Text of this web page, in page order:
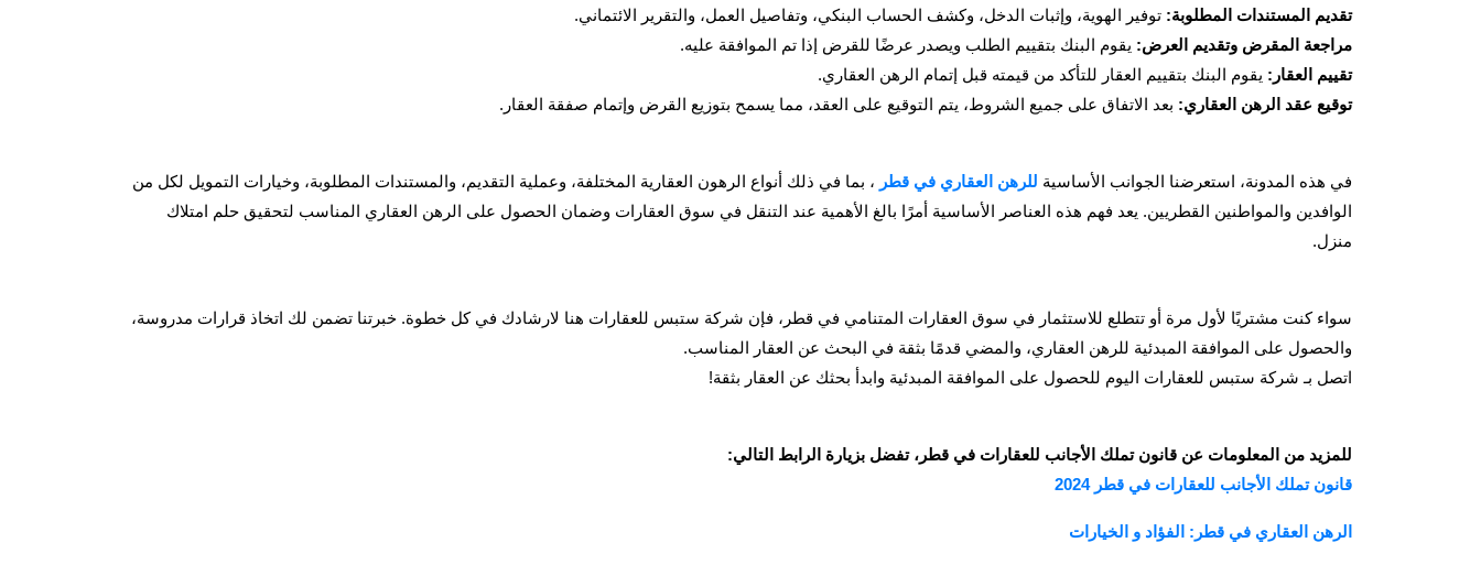
تقديم المستندات المطلوبة: توفير الهوية، وإثبات الدخل، وكشف الحساب البنكي، وتفاصيل العمل، والتقرير الائتماني.
مراجعة المقرض وتقديم العرض: يقوم البنك بتقييم الطلب ويصدر عرضًا للقرض إذا تم الموافقة عليه.
تقييم العقار: يقوم البنك بتقييم العقار للتأكد من قيمته قبل إتمام الرهن العقاري.
توقيع عقد الرهن العقاري: بعد الاتفاق على جميع الشروط، يتم التوقيع على العقد، مما يسمح بتوزيع القرض وإتمام صفقة العقار.
في هذه المدونة، استعرضنا الجوانب الأساسية للرهن العقاري في قطر ، بما في ذلك أنواع الرهون العقارية المختلفة، وعملية التقديم، والمستندات المطلوبة، وخيارات التمويل لكل من
الوافدين والمواطنين القطريين. يعد فهم هذه العناصر الأساسية أمرًا بالغ الأهمية عند التنقل في سوق العقارات وضمان الحصول على الرهن العقاري المناسب لتحقيق حلم امتلاك
منزل.
سواء كنت مشتريًا لأول مرة أو تتطلع للاستثمار في سوق العقارات المتنامي في قطر، فإن شركة ستبس للعقارات هنا لارشادك في كل خطوة. خبرتنا تضمن لك اتخاذ قرارات مدروسة،
والحصول على الموافقة المبدئية للرهن العقاري، والمضي قدمًا بثقة في البحث عن العقار المناسب.
اتصل بـ شركة ستبس للعقارات اليوم للحصول على الموافقة المبدئية وابدأ بحثك عن العقار بثقة!
للمزيد من المعلومات عن قانون تملك الأجانب للعقارات في قطر، تفضل بزيارة الرابط التالي:
قانون تملك الأجانب للعقارات في قطر 2024
الرهن العقاري في قطر: الفؤاد و الخيارات